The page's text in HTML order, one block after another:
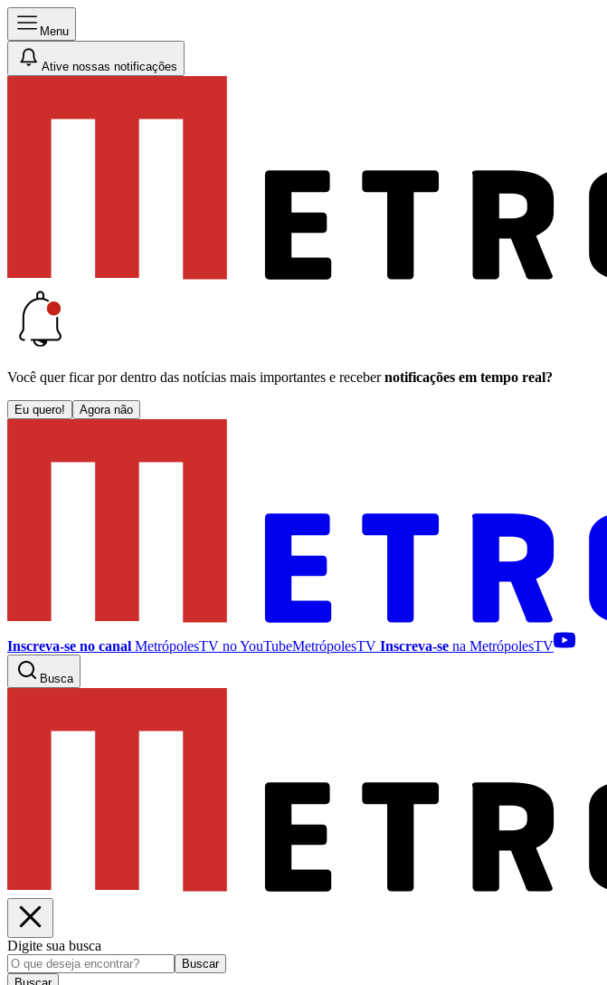
Menu
Ative nossas notificações
Você quer ficar por dentro das notícias mais importantes e receber notificações em tempo real?
Eu quero! Agora não
Inscreva-se no canal MetrópolesTV noYouTubeMetrópolesTV Inscreva-se na MetrópolesTV
Busca
Digite sua busca
Buscar